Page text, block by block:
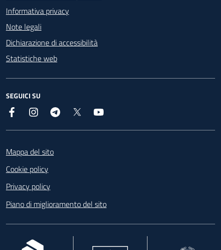
Informativa privacy
Note legali
Dichiarazione di accessibilità
Statistiche web
SEGUICI SU
Facebook InstagramTelegram
Mappa del sito
Cookie policy
Privacy policy
Piano di miglioramento del sito
, apre in una nuova scheda